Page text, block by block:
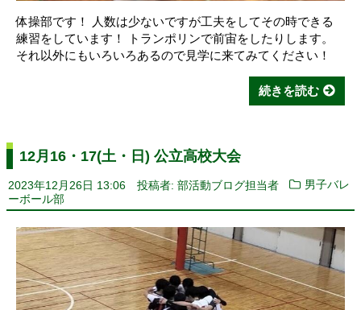
体操部です！ 人数は少ないですが工夫をしてその時できる
練習をしています！ トランポリンで前宙をしたりします。
それ以外にもいろいろあるので見学に来てみてください！
続きを読む
12月16・17(土・日) 公立高校大会
2023年12月26日 13:06 投稿者: 部活動ブログ担当者
男子バレ
ーボール部